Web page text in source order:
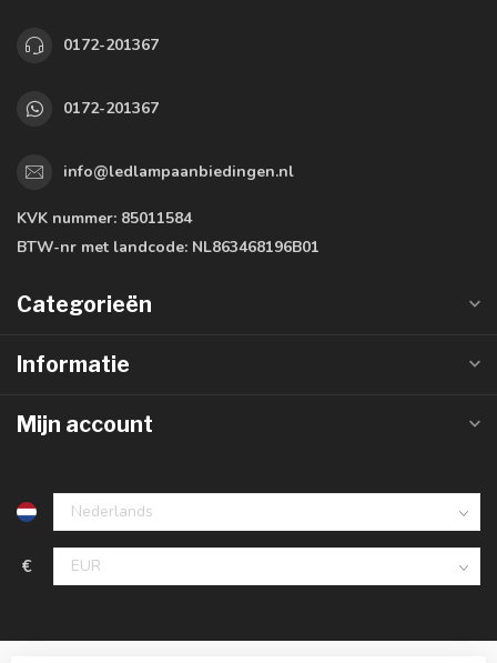
0172-201367
0172-201367
info@ledlampaanbiedingen.nl
KVK nummer: 85011584
BTW-nr met landcode: NL863468196B01
Categorieën
Informatie
Mijn account
€